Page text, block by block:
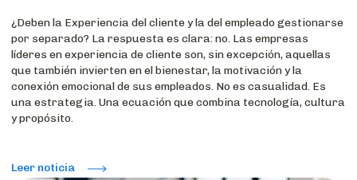
¿Deben la Experiencia del cliente y la del empleado gestionarse
por separado? La respuesta es clara: no. Las empresas
líderes en experiencia de cliente son, sin excepción, aquellas
que también invierten en el bienestar, la motivación y la
conexión emocional de sus empleados. No es casualidad. Es
una estrategia. Una ecuación que combina tecnología, cultura
y propósito.
Leer noticia